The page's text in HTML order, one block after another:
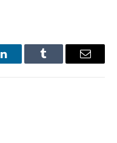
LinkedInTumblr Email